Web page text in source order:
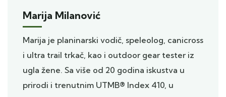
Marija Milanović
Marija je planinarski vodič, speleolog, canicross
i ultra trail trkač, kao i outdoor gear tester iz
ugla žene. Sa više od 20 godina iskustva u
prirodi i trenutnim UTMB® Index 410, u